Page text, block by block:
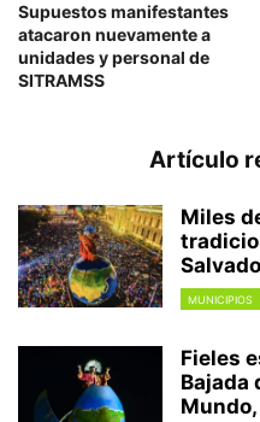
Supuestos manifestantes
atacaron nuevamente a
unidades y personal de
SITRAMSS
Artículo
Miles
MUNICIPIOS
Fieles
Bajada